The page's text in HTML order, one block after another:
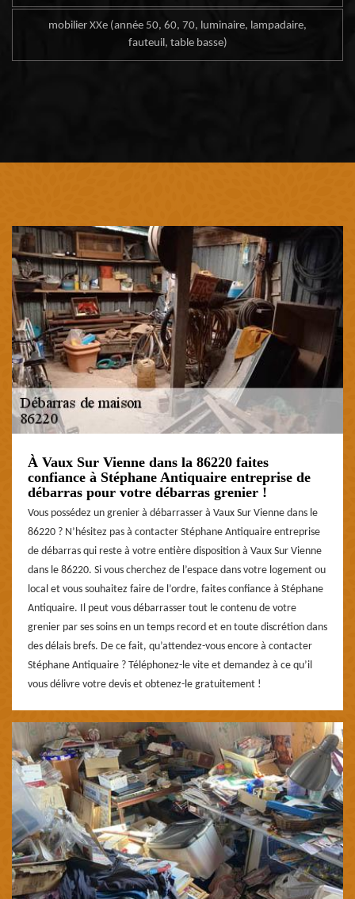
mobilier XXe (année 50, 60, 70, luminaire, lampadaire,
fauteuil, table basse)
À Vaux Sur Vienne dans la 86220 faites
confiance à Stéphane Antiquaire entreprise de
débarras pour votre débarras grenier !
Vous possédez un grenier à débarrasser à Vaux Sur Vienne dans le
86220 ? N’hésitez pas à contacter Stéphane Antiquaire entreprise
de débarras qui reste à votre entière disposition à Vaux Sur Vienne
dans le 86220. Si vous cherchez de l’espace dans votre logement ou
local et vous souhaitez faire de l’ordre, faites confiance à Stéphane
Antiquaire. Il peut vous débarrasser tout le contenu de votre
grenier par ses soins en un temps record et en toute discrétion dans
des délais brefs. De ce fait, qu’attendez-vous encore à contacter
Stéphane Antiquaire ? Téléphonez-le vite et demandez à ce qu’il
vous délivre votre devis et obtenez-le gratuitement !